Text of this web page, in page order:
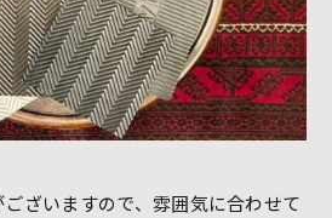
ざいますので、雰囲気に合わせて